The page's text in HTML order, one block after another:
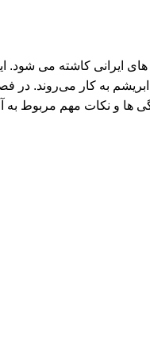
ایرانی کاشته می شود.
به کار می‌روند. در
‌ها و نکات مهم مربوط به